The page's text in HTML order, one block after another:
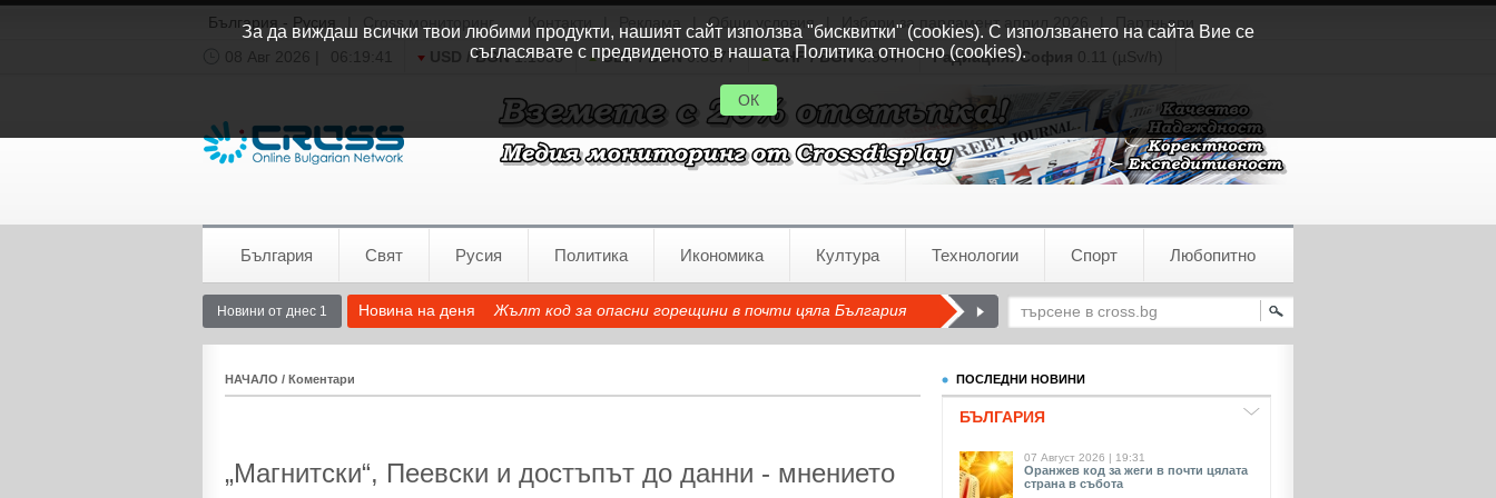
България - Русия Cross мониторинг Общи условия Избори за парламент април 2026
Партньори
08 Авг 2026 |
06:19:42 USD / BGN1.1535 GBP / BGN0.8577 CHF / BGN0.9347 Радиация:София 0.11 (µSv/h)
България Свят Русия Политика Икономика Култура Технологии Спорт Любопитно
Новини от днес 1 Новина на деня Жълт код за опасни горещини в почти цяла България
НАЧАЛО / Коментари
„Магнитски“, Пеевски и достъпът до данни - мнението
ПОСЛЕДНИ НОВИНИ
БЪЛГАРИЯ
07 Август 2026 | 19:31
Оранжев код за жеги в почти цялата
страна в събота
За да виждаш всички твои любими продукти, нашият сайт използва "бисквитки" (cookies). С използването на сайта Вие се
съгласявате с предвиденото в нашата Политика относно (cookies).
ОК